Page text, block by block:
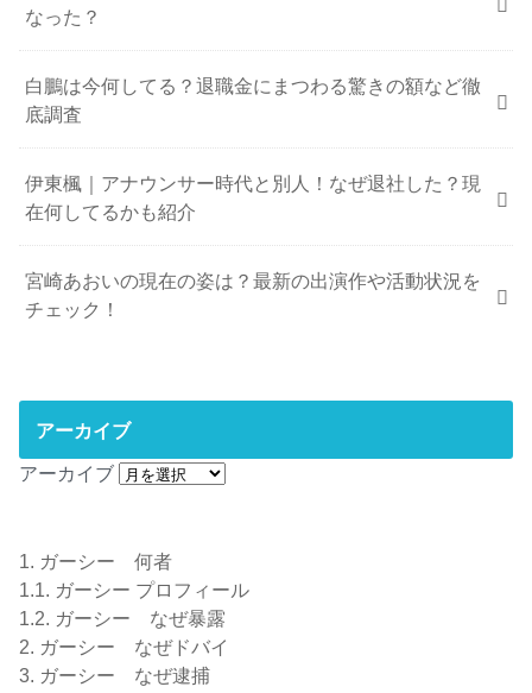
なった？
白鵬は今何してる？退職金にまつわる驚きの額など徹
底調査
伊東楓｜アナウンサー時代と別人！なぜ退社した？現
在何してるかも紹介
宮崎あおいの現在の姿は？最新の出演作や活動状況を
チェック！
アーカイブ
アーカイブ
1.
ガーシー 何者
1.1.
ガーシー プロフィール
1.2.
ガーシー なぜ暴露
2.
ガーシー なぜドバイ
3. ガーシー なぜ逮捕